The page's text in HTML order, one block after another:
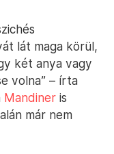
lát maga körül,
két anya vagy
volna” – írta
Mandiner is
már nem